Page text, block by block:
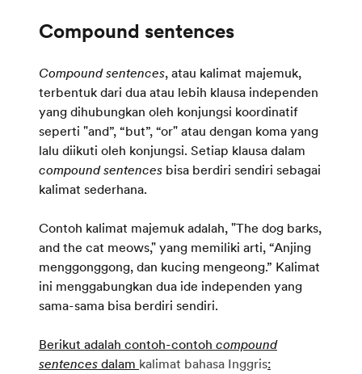
Compound sentences, atau kalimat majemuk,
terbentuk dari dua atau lebih klausa independen
yang dihubungkan oleh konjungsi koordinatif
seperti "and”, “but”, “or" atau dengan koma yang
lalu diikuti oleh konjungsi. Setiap klausa dalam
compound sentences bisa berdiri sendiri sebagai
kalimat sederhana.
Contoh kalimat majemuk adalah, "The dog barks,
and the cat meows," yang memiliki arti, “Anjing
menggonggong, dan kucing mengeong.” Kalimat
ini menggabungkan dua ide independen yang
sama-sama bisa berdiri sendiri.
Berikut adalah contoh-contoh compound
sentencesdalam kalimat bahasa Inggris: